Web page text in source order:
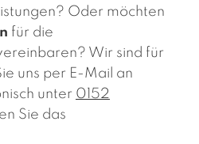
Oder möchten
für die
Wir sind für
uns per E-Mail an
unter 0152
Sie das